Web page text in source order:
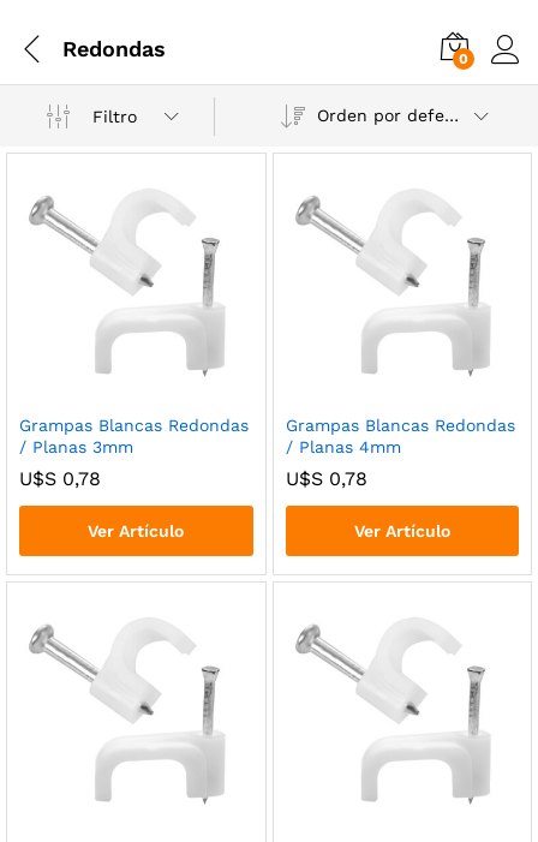
Redondas 0
Filtro Orden por defecto
Grampas Blancas Redondas
/ Planas 3mm
U$S 0,78
Ver Artículo
Grampas Blancas Redondas
/ Planas 4mm
U$S0,78
Ver Artículo